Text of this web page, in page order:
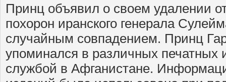
Принц объявил о своем удалении
похорон иранского генерала
случайным совпадением. Принц
упоминался в различных печатных
службой в Афганистане.